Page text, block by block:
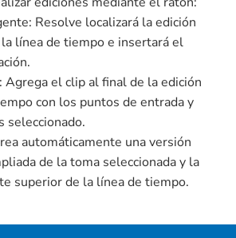
Resolve localizará la edición
la línea de tiempo e insertará el
el clip al final de la edición
con los puntos de entrada y
seleccionado.
automáticamente una versión
de la toma seleccionada y la
superior de la línea de tiempo.